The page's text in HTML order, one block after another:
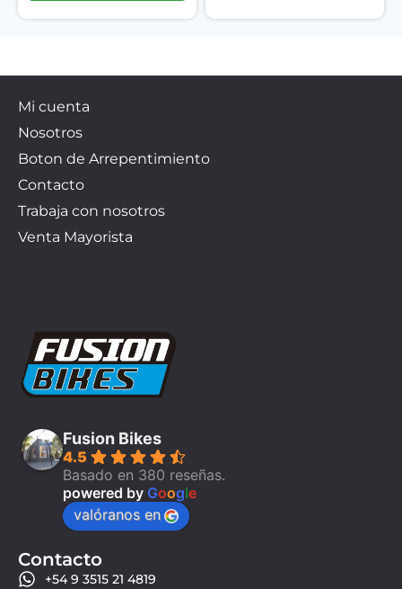
Mi cuenta
Nosotros
Boton de Arrepentimiento
Contacto
Trabaja con nosotros
Venta Mayorista
Fusion Bikes
4.5
Basado en 380 reseñas.
powered by Google
valóranos en
Contacto
+54 9 3515 21 4819